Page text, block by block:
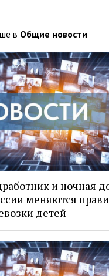
в Общие новости
и ночная
меняются
детей